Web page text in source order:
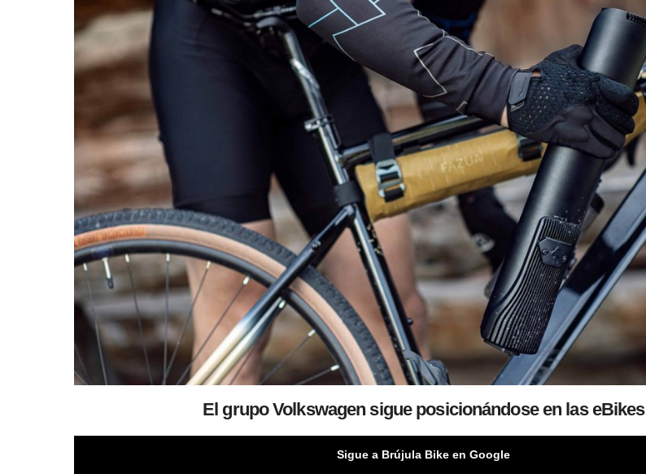
El grupo Volkswagen sigue posicionándose en las eBikes
Sigue a Brújula Bike en Google